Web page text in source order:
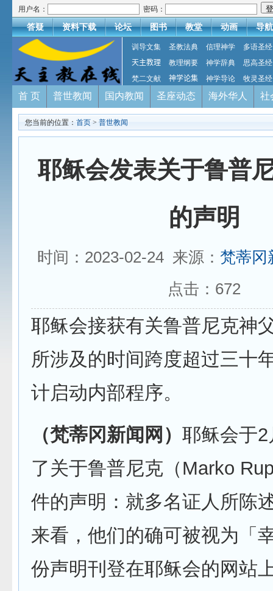
用户名： 密码：
答疑 资料下载 论坛 图书 教堂 动画 导航
训导文集 圣教法典 信理神学
多语圣经
天主教理
教理纲要 神学辞典
思高圣经
梵二文献
神学论集 神学导论 牧灵圣经
首 页 普世教闻 国内教闻 圣座动态 海外华人 社
您当前的位置： 首页 > 普世教闻
耶稣会发表关于鲁普
的声明
时间：2023-02-24 来源： 梵蒂冈
点击： 672
耶稣会接获有关鲁普尼克神
所涉及的时间跨度超过三十
计启动内部程序。
（梵蒂冈新闻网） 耶稣会于
了关于鲁普尼克（Marko
件的声明：就多名证人所陈
来看，他们的确可被视为「
份声明刊登在耶稣会的网站